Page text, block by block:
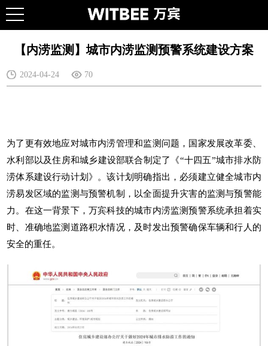
【内涝监测】城市内涝监测预警系统建设方案
2024-04-24 70
为了更有效地应对城市内涝管理和监测问题，国家发展改革委、
水利部以及住房和城乡建设部联合制定了《“十四五”城市排水防
涝体系建设行动计划》。该计划明确指出，必须建立健全城市内
涝易发区域的监测与预警机制，以全面提升灾害的监测与预警能
力。在这一背景下，万宾科技的城市内涝监测预警系统承担着实
时、准确地监测道路积水情况，及时发出预警确保车辆和行人的
安全的重任。